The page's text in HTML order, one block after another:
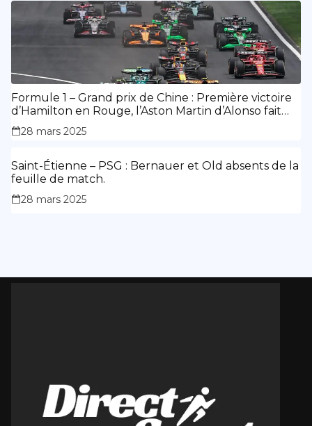
Formule 1 – Grand prix de Chine : Première victoire
d’Hamilton en Rouge, l’Aston Martin d’Alonso fait
des siennes.
28 mars 2025
Saint-Étienne – PSG : Bernauer et Old absents de la
feuille de match.
28 mars 2025